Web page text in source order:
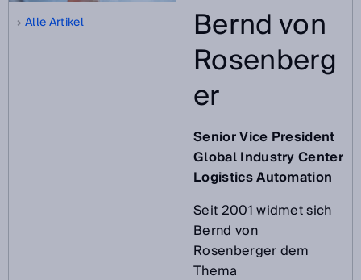
Alle Artikel Bernd von
Rosenberg
er
Senior Vice President
Global Industry Center
Logistics Automation
Seit 2001 widmet sich
Bernd von
Rosenberger dem
Thema